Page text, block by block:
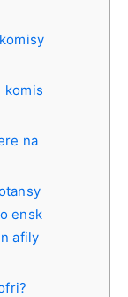
komis
na
ensk
afily